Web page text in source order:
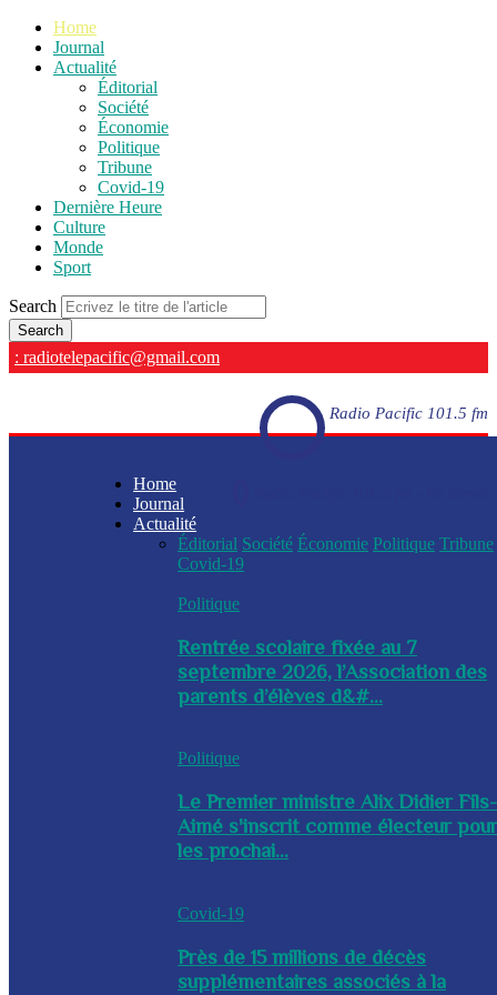
Home
Journal
Actualité
Éditorial
Société
Économie
Politique
Tribune
Covid-19
Dernière Heure
Culture
Monde
Sport
Search
: radiotelepacific@gmail.com
Radio Pacific 101.5 fm
Home
Journal
Actualité
Éditorial Société Économie Politique Tribune
Covid-19
Politique
Rentrée scolaire fixée au 7
septembre 2026, l’Association des
parents d’élèves d&#...
Politique
Le Premier ministre Alix Didier Fils-
Aimé s'inscrit comme électeur
les prochai...
Covid-19
Près de 15 millions de décès
supplémentaires associés à la